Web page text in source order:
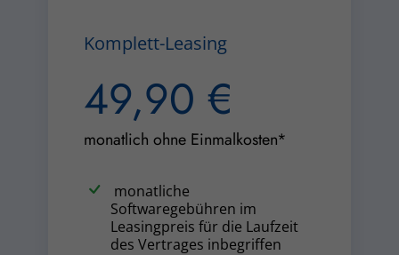
Komplett-Leasing
49,90 €
monatlich ohne Einmalkosten*
monatliche
Softwaregebühren im
Leasingpreis für die Laufzeit
des Vertrages inbegriffen